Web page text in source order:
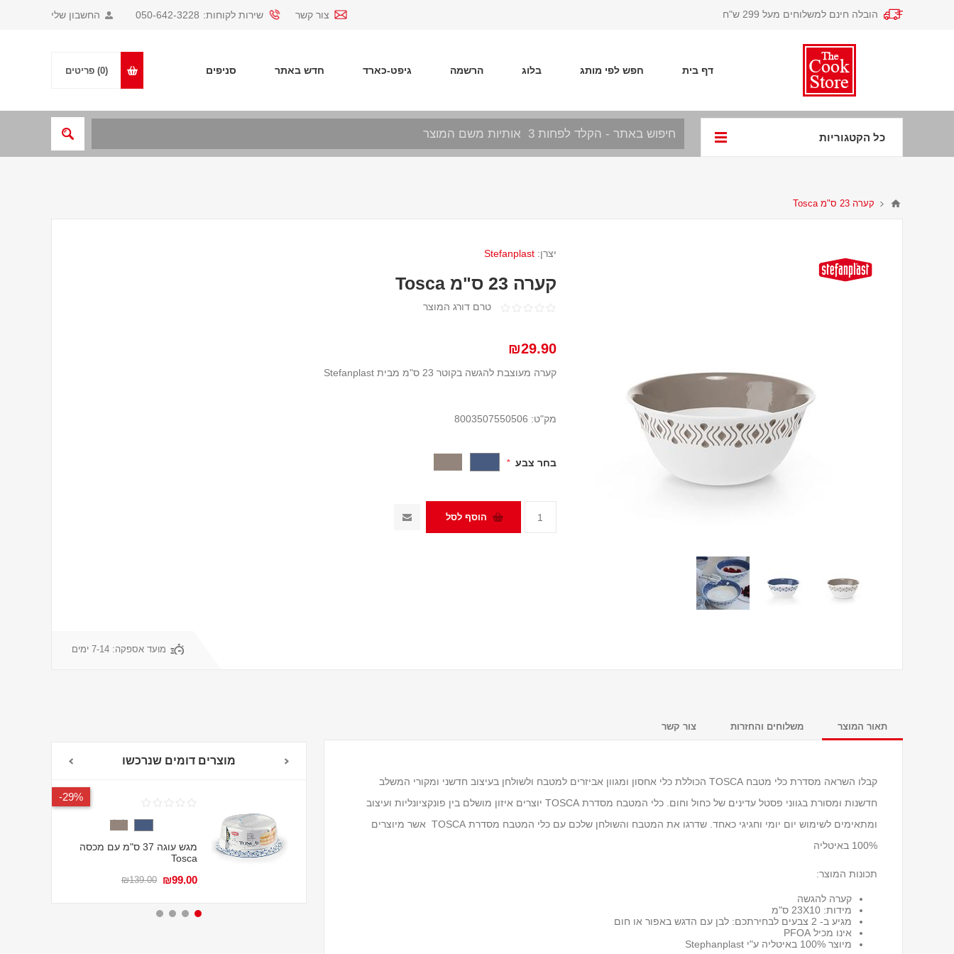
החשבון שלי צור קשר שירות לקוחות: 050-642-3228 הובלה חינם למשלוחים מעל 299 ש"ח
דף בית חפש לפי מותג בלוג הרשמה גיפט-כארד חדש באתר סניפים (0) פריטים
כל הקטגוריות
קערה 23 ס"מ Tosca
יצרן: Stefanplast
קערה 23 ס"מ Tosca
טרם דורג המוצר
₪29.90
קערה מעוצבת להגשה בקוטר 23 ס"מ מבית Stefanplast
מק"ט: 8003507550506
בחר צבע *
מועד אספקה: 7-14 ימים
תאור המוצר משלוחים והחזרות צור קשר
קבלו השראה מסדרת כלי מטבח TOSCA הכוללת כלי אחסון ומגוון אביזרים למטבח ולשולחן בעיצוב חדשני ומקורי המשלב
חדשנות ומסורת בגווני פסטל עדינים של כחול וחום. כלי המטבח מסדרת TOSCA יוצרים איזון מושלם בין פונקציונליות ועיצוב
ומתאימים לשימוש יום יומי וחגיגי כאחד. שדרגו את המטבח והשולחן שלכם עם כלי המטבח מסדרת TOSCA אשר מיוצרים
100% באיטליה
תכונות המוצר:
קערה להגשה
מידות: 23X10 ס"מ
מגיע ב- 2 צבעים לבחירתכם: לבן עם הדגש באפור או חום
אינו מכיל PFOA
מיוצר 100% באיטליה ע"י Stephanplast
מוצרים דומים שנרכשו
29%-
מגש עוגה 37 ס"מ עם מכסה
Tosca
₪99.00
₪139.00